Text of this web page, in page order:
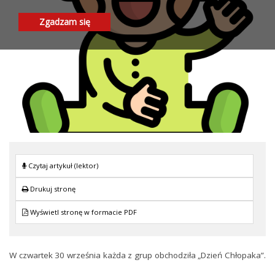
Zgadzam się
Czytaj artykuł (lektor)
Drukuj stronę
Wyświetl stronę w formacie PDF
W czwartek 30 września każda z grup obchodziła „Dzień Chłopaka”.